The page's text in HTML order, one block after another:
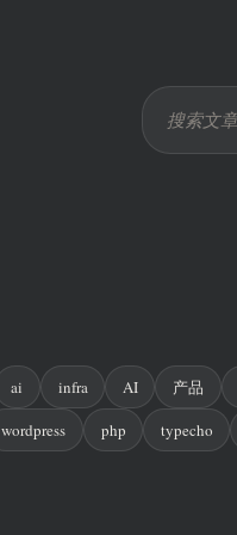
ai infra AI 产品
wordpress php typecho